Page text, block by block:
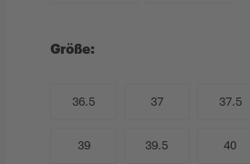
Größe
36.5 37 37.5
39 39.5 40